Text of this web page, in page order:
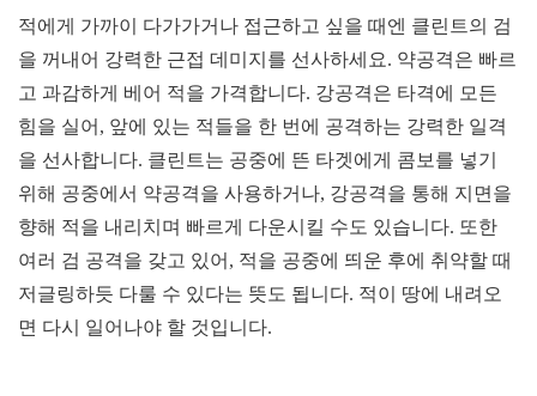
적에게 가까이 다가가거나 접근하고 싶을 때엔 클린트의 검
을 꺼내어 강력한 근접 데미지를 선사하세요. 약공격은 빠르
고 과감하게 베어 적을 가격합니다. 강공격은 타격에 모든
힘을 실어, 앞에 있는 적들을 한 번에 공격하는 강력한 일격
을 선사합니다. 클린트는 공중에 뜬 타겟에게 콤보를 넣기
위해 공중에서 약공격을 사용하거나, 강공격을 통해 지면을
향해 적을 내리치며 빠르게 다운시킬 수도 있습니다. 또한
여러 검 공격을 갖고 있어, 적을 공중에 띄운 후에 취약할 때
저글링하듯 다룰 수 있다는 뜻도 됩니다. 적이 땅에 내려오
면 다시 일어나야 할 것입니다.